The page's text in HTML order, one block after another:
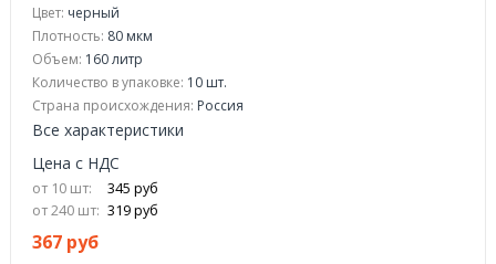
Цвет: черный
Плотность: 80 мкм
Объем: 160 литр
Количество в упаковке: 10 шт.
Страна происхождения: Россия
Все характеристики
Цена с НДС
от 10 шт:
345 руб
от 240 шт: 319 руб
367 руб